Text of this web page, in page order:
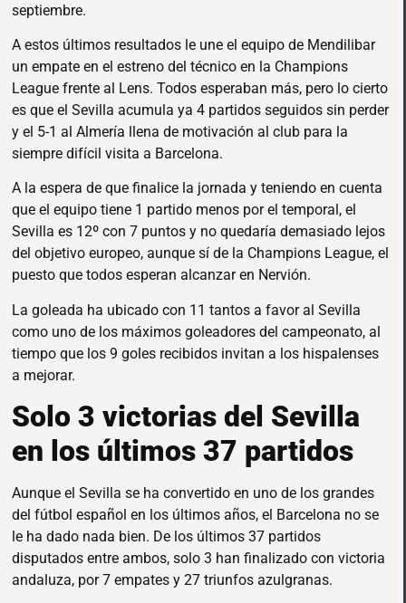
septiembre.
A estos últimos resultados le une el equipo de Mendilibar
un empate en el estreno del técnico en la Champions
League frente al Lens. Todos esperaban más, pero lo cierto
es que el Sevilla acumula ya 4 partidos seguidos sin perder
y el 5-1 al Almería llena de motivación al club para la
siempre difícil visita a Barcelona.
A la espera de que finalice la jornada y teniendo en cuenta
que el equipo tiene 1 partido menos por el temporal, el
Sevilla es 12º con 7 puntos y no quedaría demasiado lejos
del objetivo europeo, aunque sí de la Champions League, el
puesto que todos esperan alcanzar en Nervión.
La goleada ha ubicado con 11 tantos a favor al Sevilla
como uno de los máximos goleadores del campeonato, al
tiempo que los 9 goles recibidos invitan a los hispalenses
a mejorar.
Solo 3 victorias del Sevilla
en los últimos 37 partidos
Aunque el Sevilla se ha convertido en uno de los grandes
del fútbol español en los últimos años, el Barcelona no se
le ha dado nada bien. De los últimos 37 partidos
disputados entre ambos, solo 3 han finalizado con victoria
andaluza, por 7 empates y 27 triunfos azulgranas.